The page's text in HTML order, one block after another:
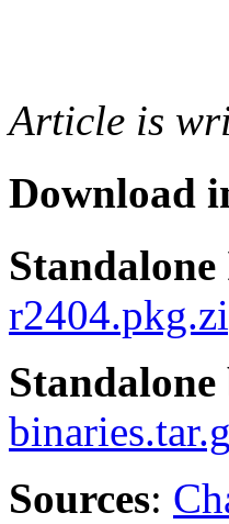
Article is
Download
Sources: